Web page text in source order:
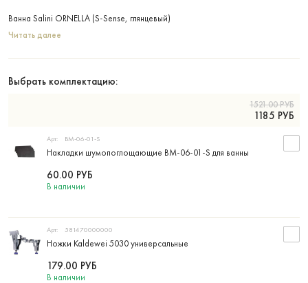
Ванна Salini ORNELLA (S-Sense, глянцевый)
Читать далее
Выбрать комплектацию:
1521.00РУБ
1185 РУБ
Накладки шумопоглощающие BM-06-01-S для ванны
Арт: BM-06-01-S
В наличии
60.00 РУБ
Ножки Kaldewei 5030 универсальные
Арт: 581470000000
В наличии
179.00 РУБ